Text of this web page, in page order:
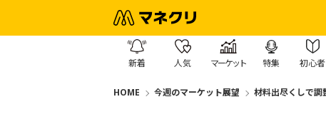
新着 人気 マーケット 特集 初心者
HOME 今週のマーケット展望 材料出尽くしで